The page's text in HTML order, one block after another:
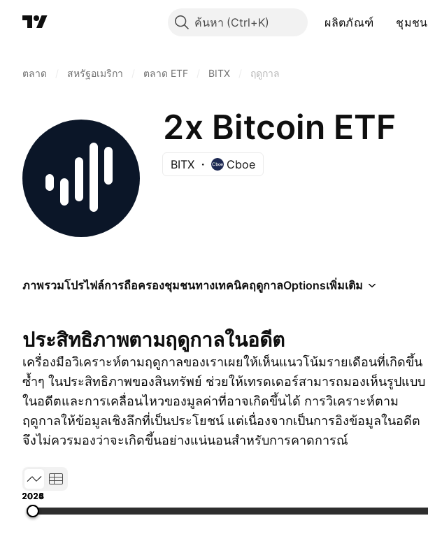
ค้นหา ผลิตภัณฑ์ ชุมชน
ตลาด สหรัฐอเมริกา ตลาด ETF BITX ฤดูกาล
2x Bitcoin ETF
BITX Cboe
ภาพรวมโปรไฟล์การถือครองชุมชนทางเทคนิคฤดูกาลOptionsเพิ่มเติม
ประสิทธิภาพตามฤดูกาลในอดีต
เครื่องมือวิเคราะห์ตามฤดูกาลของเราเผยให้เห็นแนวโน้มรายเดือนที่เกิดขึ้น
ซ้ำๆ ในประสิทธิภาพของสินทรัพย์ ช่วยให้เทรดเดอร์สามารถมองเห็นรูปแบบ
ในอดีตและการเคลื่อนไหวของมูลค่าที่อาจเกิดขึ้นได้ การวิเคราะห์ตาม
ฤดูกาลให้ข้อมูลเชิงลึกที่เป็นประโยชน์ แต่เนื่องจากเป็นการอิงข้อมูลในอดีต
จึงไม่ควรมองว่าจะเกิดขึ้นอย่างแน่นอนสำหรับการคาดการณ์
2023
2024
2025
2026